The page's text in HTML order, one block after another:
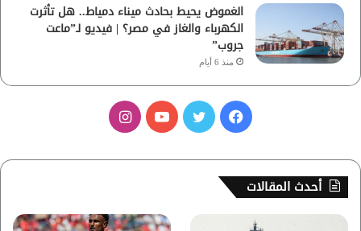
الغموض يحيط بحادث ميناء دمياط.. هل تأثرت
الكهرباء والغاز في مصر؟ | فيديو لـ”ماعت
جروب”
منذ 6 أيام
س
ب
ي
ت
أحدث المقالات